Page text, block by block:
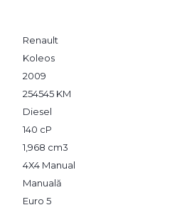
Renault
Koleos
2009
254545 KM
Diesel
140 cP
1,968 cm3
4X4 Manual
Manuală
Euro 5